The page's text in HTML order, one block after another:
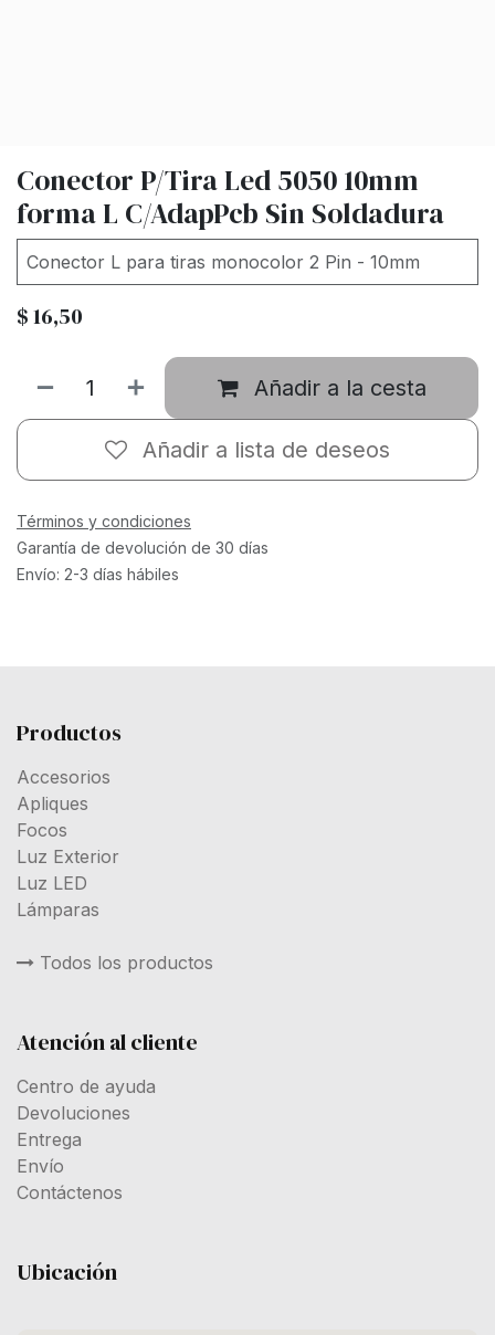
Conector P/Tira Led 5050 10mm
forma L C/AdapPcb Sin Soldadura
Conector L para tiras monocolor 2 Pin - 10mm
$16,50
Añadir a la cesta
Añadir a lista de deseos
Términos y condiciones
Garantía de devolución de 30 días
Envío: 2-3 días hábiles
Productos
Accesorios
Apliques
Focos
Luz Exterior
Luz LED
Lámparas
Todos los productos
Atención al cliente
Centro de ayuda
Devoluciones
Entrega
Envío
Contáctenos
Ubicación